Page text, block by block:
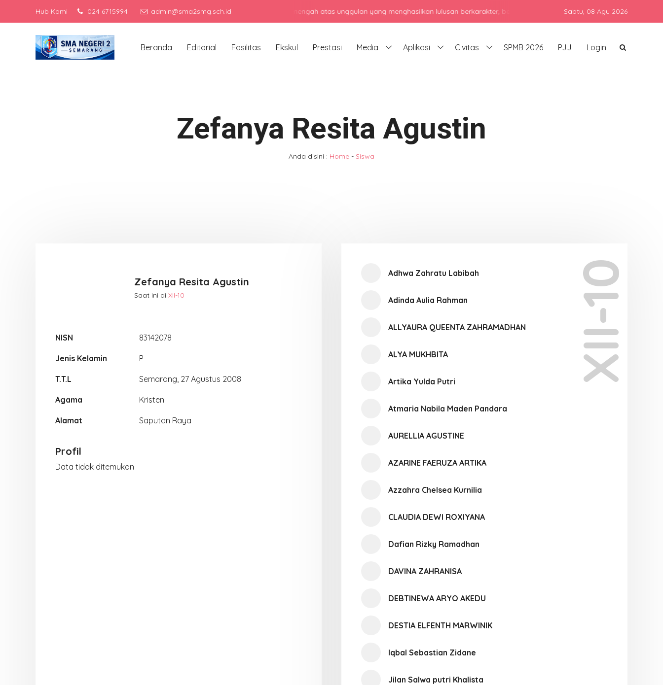
Hub Kami 024 6715994 admin@sma2smg.sch.idMenjadi sekolah menengah atas unggulan yang menghasilkan lulusan berkarakter, berprestasi, dan siap bersaing di era global dengan
Sabtu, 08 Agu 2026
Beranda Editorial Fasilitas Ekskul Prestasi Media Aplikasi Civitas SPMB 2026 PJJ Login
Zefanya Resita Agustin
Anda disini : Home - Siswa
Zefanya Resita Agustin
Saat ini di XII-10
NISN 83142078
Jenis Kelamin P
T.T.L Semarang, 27 Agustus 2008
Agama Kristen
Alamat Saputan Raya
Profil
Data tidak ditemukan
XII-10
Adhwa Zahratu Labibah
Adinda Aulia Rahman
ALLYAURA QUEENTA ZAHRAMADHAN
ALYA MUKHBITA
Artika Yulda Putri
Atmaria Nabila Maden Pandara
AURELLIA AGUSTINE
AZARINE FAERUZA ARTIKA
Azzahra Chelsea Kurnilia
CLAUDIA DEWI ROXIYANA
Dafian Rizky Ramadhan
DAVINA ZAHRANISA
DEBTINEWA ARYO AKEDU
DESTIA ELFENTH MARWINIK
Iqbal Sebastian Zidane
Jilan Salwa putri Khalista